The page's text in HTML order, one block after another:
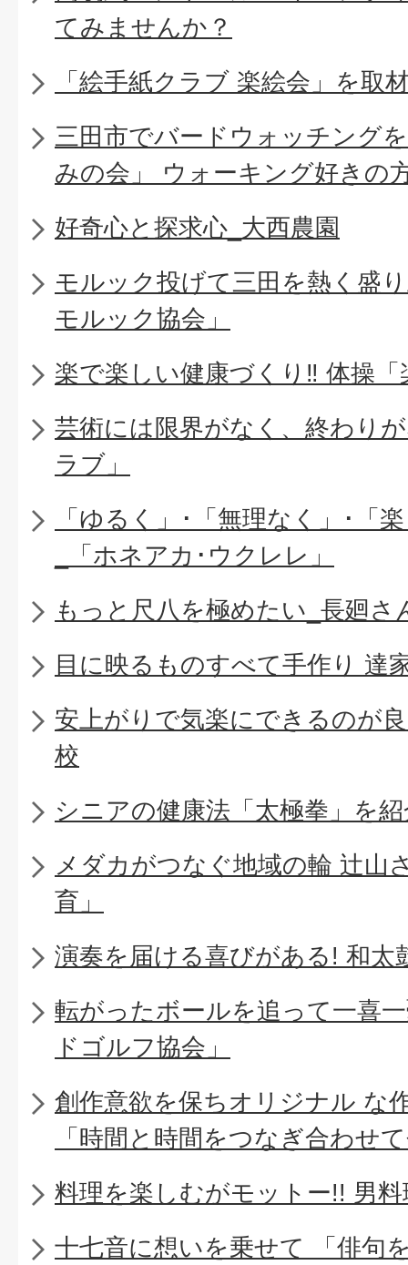
てみませんか？
「絵手紙クラブ 楽絵会」を取
三田市でバードウォッチング
みの会」 ウォーキング好きの
好奇心と探求心_大西農園
モルック投げて三田を熱く盛
モルック協会」
楽で楽しい健康づくり‼ 体操
芸術には限界がなく、終わり
ラブ」
「ゆるく」･「無理なく」･「
_「ホネアカ･ウクレレ」
もっと尺八を極めたい_長廻さ
目に映るものすべて手作り 達
安上がりで気楽にできるのが
校
シニアの健康法「太極拳」を
メダカがつなぐ地域の輪 辻山
育」
演奏を届ける喜びがある! 和太
転がったボールを追って一喜
ドゴルフ協会」
創作意欲を保ちオリジナル な
「時間と時間をつなぎ合わせ
料理を楽しむがモットー!! 男
十七音に想いを乗せて 「俳句